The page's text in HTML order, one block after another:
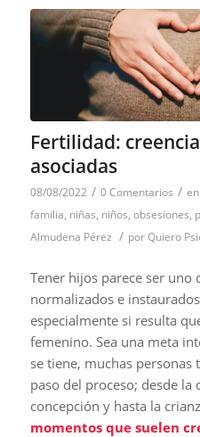
Fertilidad:
asociadas
08/08/2022 / 0 Comentarios / en
familia, niñas, niños, obsesiones,
Almudena Pérez / porQuiero
Tener hijos parece ser uno
normalizados e
especialmente si resulta
femenino. Sea una meta
se tiene, muchas personas
paso del proceso; desde la
concepción y hasta la
momentos que suelen